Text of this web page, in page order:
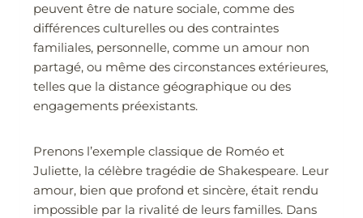
peuvent être de nature sociale, comme des
différences culturelles ou des contraintes
familiales, personnelle, comme un amour non
partagé, ou même des circonstances extérieures,
telles que la distance géographique ou des
engagements préexistants.
Prenons l’exemple classique de Roméo et
Juliette, la célèbre tragédie de Shakespeare. Leur
amour, bien que profond et sincère, était rendu
impossible par la rivalité de leurs familles. Dans